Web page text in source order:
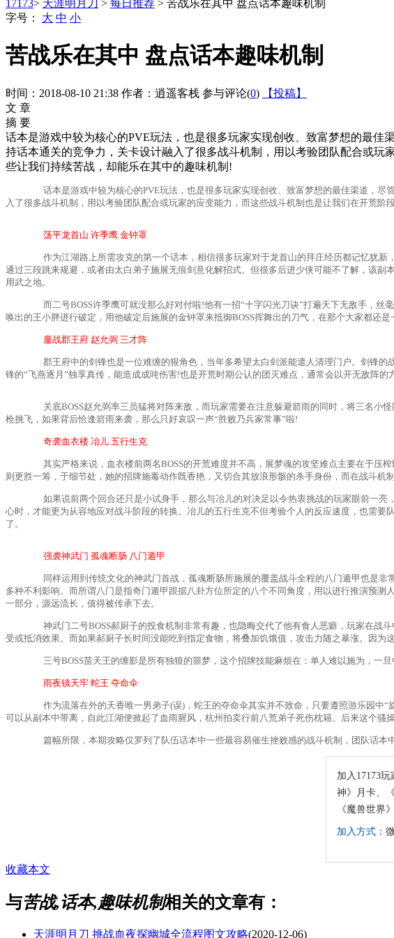
17173> 天涯明月刀 > 每日推荐 > 苦战乐在其中 盘点话本趣味机制
字号： 大 中 小
苦战乐在其中 盘点话本趣味机制
时间：2018-08-10 21:38 作者：逍遥客栈 参与评论(0)
【投稿】
文 章
摘 要
话本是游戏中较为核心的PVE玩法，也是很多玩家实现创收、致富梦想的最
持话本通关的竞争力，关卡设计融入了很多战斗机制，用以考验团队配合或
些让我们持续苦战，却能乐在其中的趣味机制!
话本是游戏中较为核心的PVE玩法，也是很多玩家实现创收、致富梦想的最佳渠道，尽
入了很多战斗机制，用以考验团队配合或玩家的应变能力，而这些战斗机制也是让我们在开荒
荡平龙首山 许季鹰 金钟罩
作为江湖路上所需攻克的第一个话本，相信很多玩家对于龙首山的拜庄经历都记忆犹新
通过三段跳来规避，或者由太白弟子施展无痕剑意化解招式。但很多后进少侠可能不了解，该
用武之地。
而二号BOSS许季鹰可就没那么好对付啦!他有一招“十字闪光刀诀”打遍天下无敌手，丝
唤出的王小胖进行破定，用他破定后施展的金钟罩来抵御BOSS挥舞出的刀气，在那个大家都还
鏖战郡王府 赵允弼 三才阵
郡王府中的剑锋也是一位难缠的狠角色，当年多希望太白剑派能遣人清理门户。剑锋的
锋的“飞燕逐月”独享真传，能造成成吨伤害!也是开荒时期公认的团灭难点，通常会以开无敌阵的
关底BOSS赵允弼率三员猛将对阵来敌，而玩家需要在注意躲避箭雨的同时，将三名小
枪挑飞，如果背后恰逢箭雨来袭，那么只好哀叹一声“胜败乃兵家常事”啦!
奇袭血衣楼 冶儿 五行生克
其实严格来说，血衣楼前两名BOSS的开荒难度并不高，展梦魂的攻坚难点主要在于压
则更胜一筹，于细节处，她的招牌施毒动作既香艳，又切合其放浪形骸的杀手身份，而在战斗
如果说前两个回合还只是小试身手，那么与冶儿的对决足以令热衷挑战的玩家眼前一亮
心时，才能更为从容地应对战斗阶段的转换。冶儿的五行生克不但考验个人的反应速度，也需
了。
强袭神武门 孤魂断肠 八门遁甲
同样运用到传统文化的神武门首战，孤魂断肠所施展的覆盖战斗全程的八门遁甲也是非
多种不利影响。而所谓八门是指奇门遁甲跟据八卦方位所定的八个不同角度，用以进行推演预
一部分，源远流长，值得被传承下去。
神武门二号BOSS郝厨子的投食机制非常有趣，也隐晦交代了他有食人恶癖，玩家在战
受或抵消效果。而如果郝厨子长时间没能吃到指定食物，将叠加饥饿值，攻击力随之暴涨。因
三号BOSS苗天王的缠影是所有独狼的噩梦，这个招牌技能麻烦在：单人难以施为，一旦
雨夜镇天牢 蛇王 夺命伞
作为流落在外的天香唯一男弟子(误)，蛇王的夺命伞其实并不致命，只要遵照游乐园中“
可以从副本中带离，自此江湖便掀起了血雨腥风，杭州拍卖行前八荒弟子死伤枕籍。后来这个
篇幅所限，本期攻略仅罗列了队伍话本中一些最容易催生挫败感的战斗机制，团队话本
加入17173
神》月卡、
《魔兽世界
加入方式：
收藏本文
与苦战,话本,趣味机制相关的文章有：
天涯明月刀 挑战血夜探幽城全流程图文攻略(2020-12-06)